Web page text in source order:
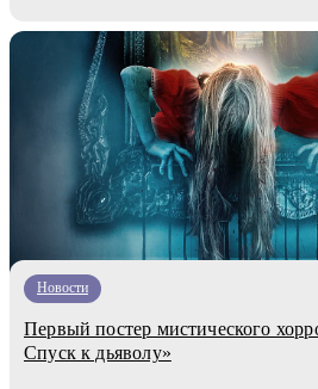
Новости
Первый постер мистического
Спуск к дьяволу»